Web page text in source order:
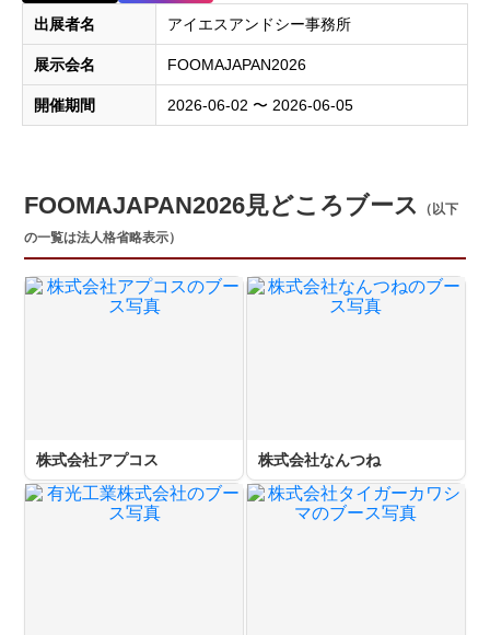
出展者名 アイエスアンドシー事務所
展示会名 FOOMAJAPAN2026
開催期間 2026-06-02 〜 2026-06-05
FOOMAJAPAN2026見どころブース
（以下
の一覧は法人格省略表示）
株式会社アプコス 株式会社なんつね